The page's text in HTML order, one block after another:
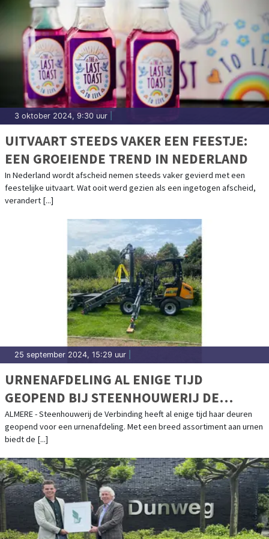
3 oktober 2024, 9:30 uur
UITVAART STEEDS VAKER EEN FEESTJE:
EEN GROEIENDE TREND IN NEDERLAND
In Nederland wordt afscheid nemen steeds vaker gevierd met een
feestelijke uitvaart. Wat ooit werd gezien als een ingetogen afscheid,
verandert [...]
25 september 2024, 15:29 uur
URNENAFDELING AL ENIGE TIJD
GEOPEND BIJ STEENHOUWERIJ DE
VERBINDING
ALMERE - Steenhouwerij de Verbinding heeft al enige tijd haar deuren
geopend voor een urnenafdeling. Met een breed assortiment aan urnen
biedt de [...]